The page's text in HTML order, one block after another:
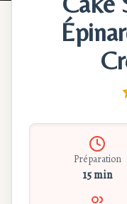
Préparation
15 min